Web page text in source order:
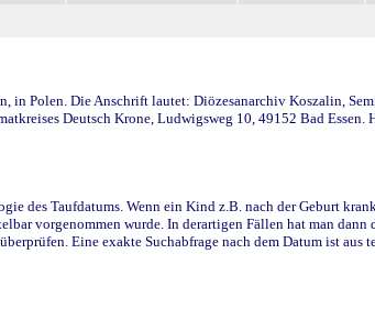
Polen. Die Anschrift lautet: Diözesanarchiv Koszalin,
Deutsch Krone, Ludwigsweg 10, 49152 Bad
des Taufdatums. Wenn ein Kind z.B. nach der Geburt
vorgenommen wurde. In derartigen Fällen hat man
Eine exakte Suchabfrage nach dem Datum ist